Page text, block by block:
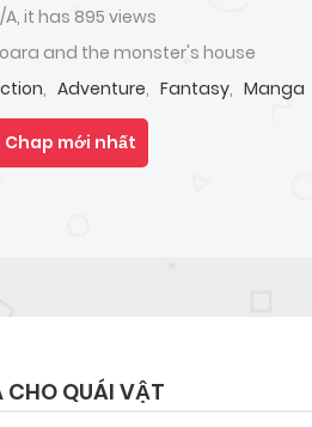
A, it has 895 views
and the monster's house
, Adventure, Fantasy, Manga
Chap mới nhất
CHO QUÁI VẬT